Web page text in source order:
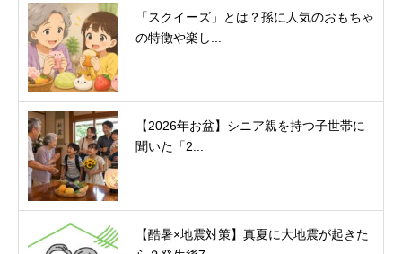
「スクイーズ」とは？孫に人気のおもちゃ
の特徴や楽し...
【2026年お盆】シニア親を持つ子世帯に
聞いた「2...
【酷暑×地震対策】真夏に大地震が起きた